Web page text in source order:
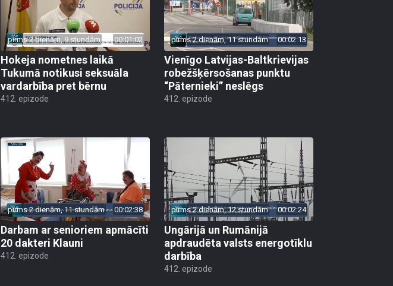
pirms 2 dienām, 9 stundām 00:01:02
Hokeja nometnes laikā
Tukumā notikusi seksuāla
vardarbība pret bērnu
412. epizode
pirms 2 dienām, 11 stundām 00:02:13
Vienīgo Latvijas-Baltkrievijas
robežšķērsošanas punktu
“Pāternieki” neslēgs
412. epizode
pirms 2 dienām, 11 stundām 00:02:38
Darbam ar senioriem apmācīti
20 dakteri Klauni
412. epizode
pirms 2 dienām, 12 stundām 00:02:24
Ungārijā un Rumānijā
apdraudēta valsts energotīklu
darbība
412. epizode